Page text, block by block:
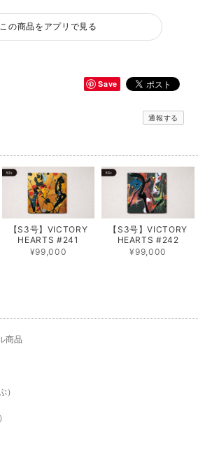
この商品をアプリで見る
Save
通報する
【S3号】VICTORY
HEARTS #241
¥99,000
【S3号】VICTORY
HEARTS #242
¥99,000
商品
）